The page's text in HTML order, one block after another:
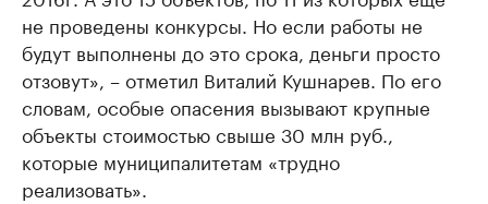
не проведены конкурсы. Но если работы не
будут выполнены до это срока, деньги просто
отзовут», – отметил Виталий Кушнарев. По его
словам, особые опасения вызывают крупные
объекты стоимостью свыше 30 млн руб.,
которые муниципалитетам «трудно
реализовать».